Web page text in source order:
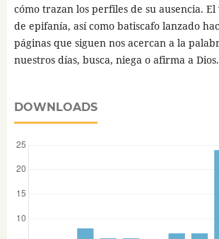
cómo trazan los perfiles de su ausencia. El
de epifanía, así como batiscafo lanzado
páginas que siguen nos acercan a la
nuestros días, busca, niega o afirma a Dios.
DOWNLOADS